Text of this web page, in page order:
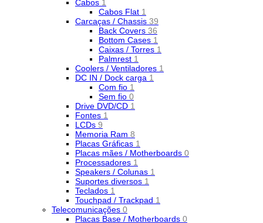
Cabos 1
Cabos Flat 1
Carcaças / Chassis 39
Back Covers 36
Bottom Cases 1
Caixas / Torres 1
Palmrest 1
Coolers / Ventiladores 1
DC IN / Dock carga 1
Com fio 1
Sem fio 0
Drive DVD/CD 1
Fontes 1
LCDs 9
Memoria Ram 8
Placas Gráficas 1
Placas mães / Motherboards 0
Processadores 1
Speakers / Colunas 1
Suportes diversos 1
Teclados 1
Touchpad / Trackpad 1
Telecomunicações 0
Placas Base / Motherboards 0